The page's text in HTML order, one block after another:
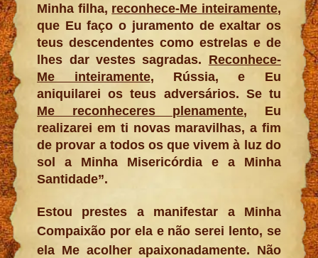
Minha filha, reconhece-Me inteiramente,
que Eu faço o juramento de exaltar os
teus descendentes como estrelas e de
lhes dar vestes sagradas. Reconhece-
Me inteiramente, Rússia, e Eu
aniquilarei os teus adversários. Se tu
Me reconheceres plenamente, Eu
realizarei em ti novas maravilhas, a fim
de provar a todos os que vivem à luz do
sol a Minha Misericórdia e a Minha
Santidade”.
Estou prestes a manifestar a Minha
Compaixão por ela e não serei lento, se
ela Me acolher apaixonadamente. Não